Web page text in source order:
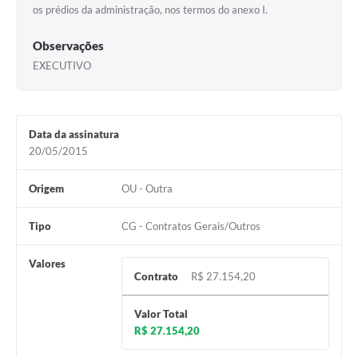
os prédios da administração, nos termos do anexo I.
Observações
EXECUTIVO
Data da assinatura
20/05/2015
Origem OU - Outra
Tipo CG - Contratos Gerais/Outros
Valores
Contrato
R$ 27.154,20
Valor Total
R$ 27.154,20